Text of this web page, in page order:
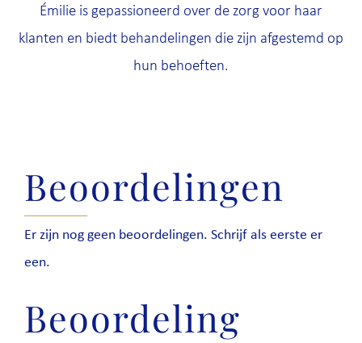
Émilie is gepassioneerd over de zorg voor haar
klanten en biedt behandelingen die zijn afgestemd op
hun behoeften.
Beoordelingen
Er zijn nog geen beoordelingen. Schrijf als eerste er
een.
Beoordeling